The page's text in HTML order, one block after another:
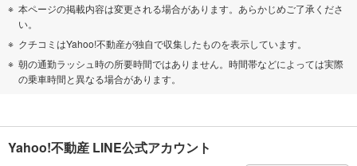
本ページの掲載内容は変更される場合があります。あらかじめご了承くださ
い。
クチコミはYahoo!不動産が独自で収集したものを表示しています。
朝の通勤ラッシュ時の所要時間ではありません。時間帯などによっては実際
の乗車時間と異なる場合があります。
Yahoo!不動産 LINE公式アカウント